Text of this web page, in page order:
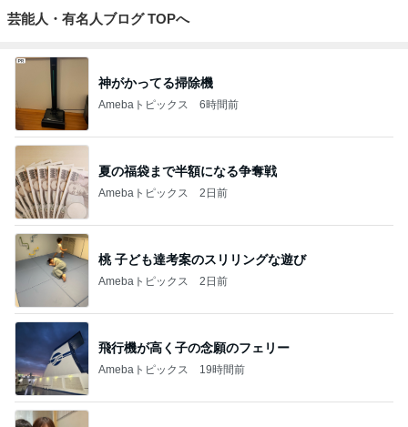
芸能人・有名人ブログ TOPへ
神がかってる掃除機
Amebaトピックス 6時間前
夏の福袋まで半額になる争奪戦
Amebaトピックス 2日前
桃 子ども達考案のスリリングな遊び
Amebaトピックス 2日前
飛行機が高く子の念願のフェリー
Amebaトピックス 19時間前